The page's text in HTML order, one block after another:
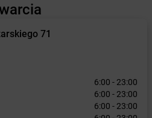
71
6:00 - 23:00
6:00 - 23:00
6:00 - 23:00